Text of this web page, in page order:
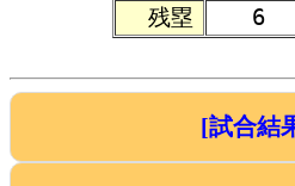
残塁
6
[試合結